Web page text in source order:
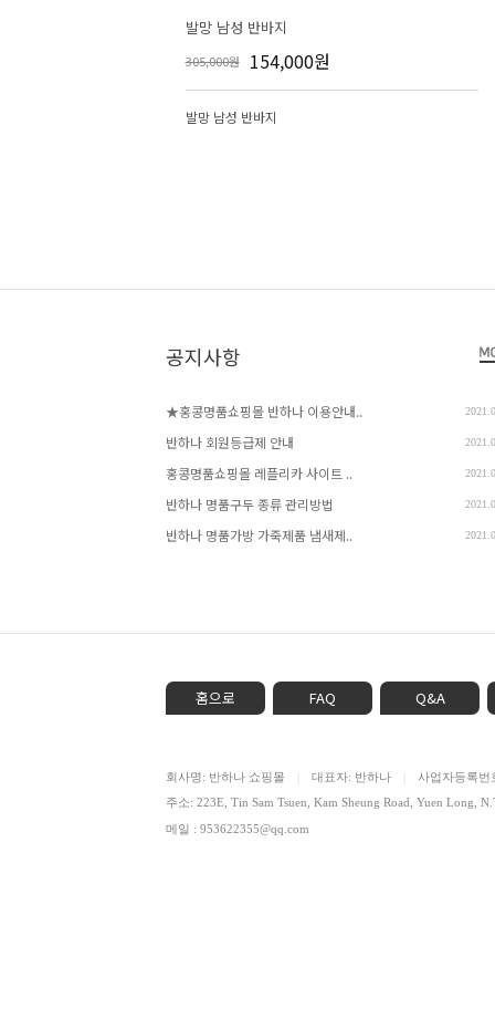
발망 남성 반바지
305,000원 154,000원
발망 남성 반바지
공지사항
★홍콩명품쇼핑몰 반하나 이용안내..
반하나 회원등급제 안내
홍콩명품쇼핑몰 레플리카 사이트 ..
반하나 명품구두 종류 관리방법
반하나 명품가방 가죽제품 냄새제..
홈으로 FAQ Q&A
회사명: 반하나 쇼핑몰 대표자: 반하나
사업자등록
주소: 223E, Tin Sam Tsuen, Kam Sheung Road, Yuen Long,
메일 : 953622355@qq.com